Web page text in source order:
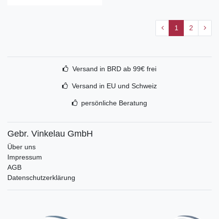
1 2
Versand in BRD ab 99€ frei
Versand in EU und Schweiz
persönliche Beratung
Gebr. Vinkelau GmbH
Über uns
Impressum
AGB
Datenschutzerklärung